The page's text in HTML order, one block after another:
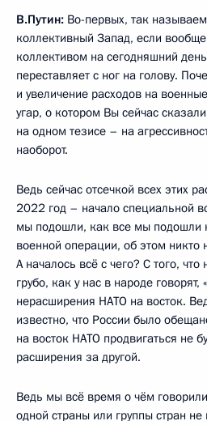
В.Путин: Во-первых, так
коллективный Запад, если
коллективом на сегодняшний
переставляет с ног на голову.
и увеличение расходов на
угар, о котором Вы сейчас
на одном тезисе – на
наоборот.
Ведь сейчас отсечкой всех этих
2022 год – начало специальной
мы подошли, как все мы подошли
военной операции, об этом никто
А началось всё с чего? С того,
грубо, как у нас в народе говорят,
нерасширения НАТО на восток.
известно, что России было
на восток НАТО продвигаться не
расширения за другой.
Ведь мы всё время о чём
одной страны или группы стран